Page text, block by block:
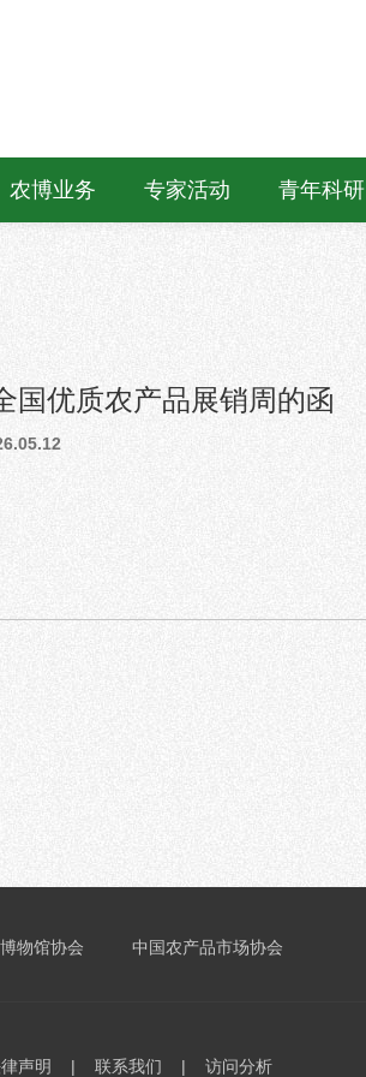
农博业务 专家活动 青年科研
国优质农产品展销周的函
物馆协会 中国农产品市场协会
声明 | 联系我们 | 访问分析